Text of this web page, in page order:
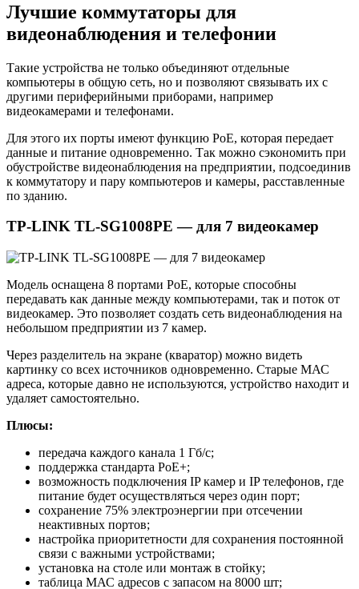
Лучшие коммутаторы для
видеонаблюдения и телефонии
Такие устройства не только объединяют отдельные
компьютеры в общую сеть, но и позволяют связывать их с
другими периферийными приборами, например
видеокамерами и телефонами.
Для этого их порты имеют функцию PoE, которая передает
данные и питание одновременно. Так можно сэкономить при
обустройстве видеонаблюдения на предприятии, подсоединив
к коммутатору и пару компьютеров и камеры, расставленные
по зданию.
TP-LINK TL-SG1008PE — для 7 видеокамер
Модель оснащена 8 портами РоЕ, которые способны
передавать как данные между компьютерами, так и поток от
видеокамер. Это позволяет создать сеть видеонаблюдения на
небольшом предприятии из 7 камер.
Через разделитель на экране (кваратор) можно видеть
картинку со всех источников одновременно. Старые МАС
адреса, которые давно не используются, устройство находит и
удаляет самостоятельно.
Плюсы:
передача каждого канала 1 Гб/с;
поддержка стандарта РоЕ+;
возможность подключения IP камер и IP телефонов, где
питание будет осуществляться через один порт;
сохранение 75% электроэнергии при отсечении
неактивных портов;
настройка приоритетности для сохранения постоянной
связи с важными устройствами;
установка на столе или монтаж в стойку;
таблица МАС адресов с запасом на 8000 шт;